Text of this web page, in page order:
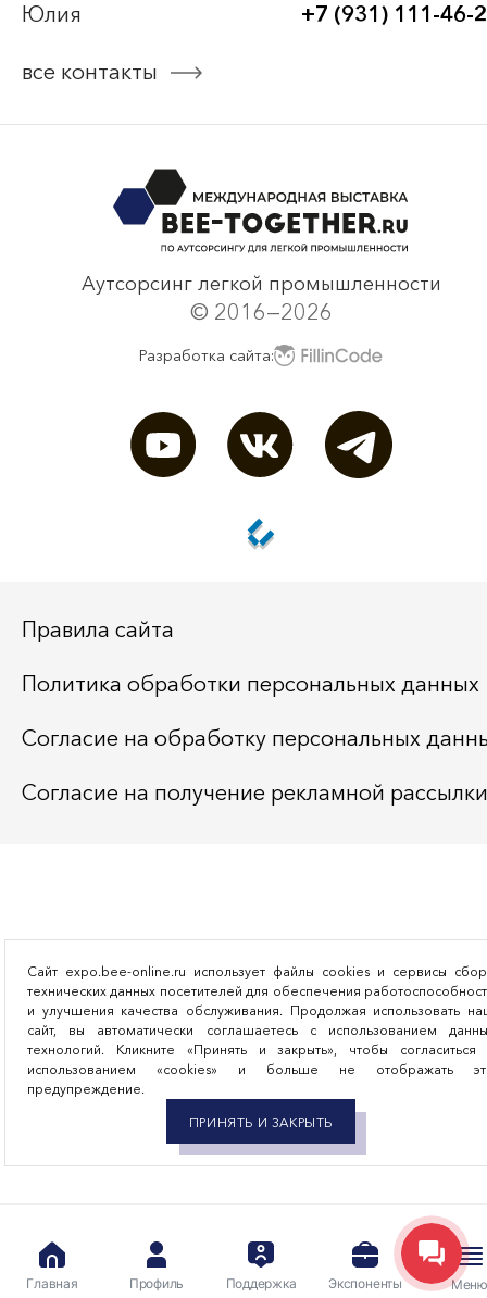
Каталог экспонентов
Главная Профиль Поддержка Экспоненты Меню
Юлия +7 (931) 111-46-
все контакты
Аутсорсинг легкой промышленности
© 2016—2026
Разработка сайта:
Правила сайта
Политика обработки персональных данных
Согласие на обработку персональных
Согласие на получение рекламной рассылки
Сайт expo.bee-online.ru использует файлы cookies и сервисы
технических данных посетителей для обеспечения
и улучшения качества обслуживания. Продолжая использовать
сайт, вы автоматически соглашаетесь с использованием
технологий. Кликните «Принять и закрыть», чтобы согласиться
использованием «cookies» и больше не отображать
предупреждение.
ПРИНЯТЬ И ЗАКРЫТЬ